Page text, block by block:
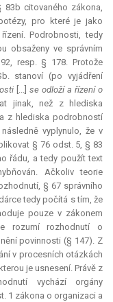
83b citovaného zákona,
pro které je jako
Podrobnosti, tedy
obsaženy ve správním
resp. § 178. Protože
stanoví (po vyjádření
[...] se odloží a řízení o
jinak, než z hlediska
z hlediska podrobností
vyplynulo, že v
§ 76 odst. 5, § 83
řádu, a tedy použít text
Ačkoliv teorie
§ 67 správního
tedy počítá s tím, že
pouze v zákonem
rozumí rozhodnutí o
povinnosti (§ 147). Z
v procesních otázkách
je usnesení. Právě z
vychází orgány
1 zákona o organizaci a